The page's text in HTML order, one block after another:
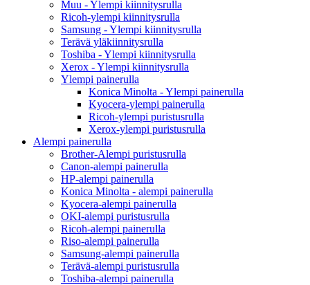
Muu - Ylempi kiinnitysrulla
Ricoh-ylempi kiinnitysrulla
Samsung - Ylempi kiinnitysrulla
Terävä yläkiinnitysrulla
Toshiba - Ylempi kiinnitysrulla
Xerox - Ylempi kiinnitysrulla
Ylempi painerulla
Konica Minolta - Ylempi painerulla
Kyocera-ylempi painerulla
Ricoh-ylempi puristusrulla
Xerox-ylempi puristusrulla
Alempi painerulla
Brother-Alempi puristusrulla
Canon-alempi painerulla
HP-alempi painerulla
Konica Minolta - alempi painerulla
Kyocera-alempi painerulla
OKI-alempi puristusrulla
Ricoh-alempi painerulla
Riso-alempi painerulla
Samsung-alempi painerulla
Terävä-alempi puristusrulla
Toshiba-alempi painerulla